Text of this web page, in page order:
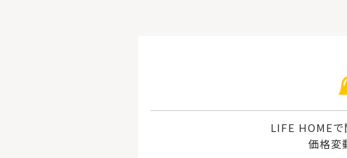
LIFE HOME
価格変